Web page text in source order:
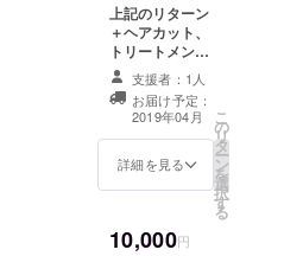
上記のリターン
＋ヘアカット、
トリートメント
orヘッドスパ
支援者：1人
お届け予定：
2019年04月
詳細を見る
こ
の
リ
タ
ー
ン
を
選
択
す
る
10,000円